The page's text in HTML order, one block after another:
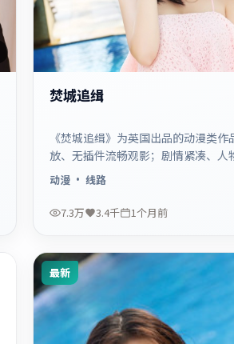
焚城追缉
《焚城追缉》为英国出品的动漫类
放、无插件流畅观影；剧情紧凑、人
口气追看。
动漫· 线路
7.3万 3.4千 1个月前
最新